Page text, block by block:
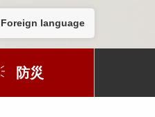
Foreign language
防災